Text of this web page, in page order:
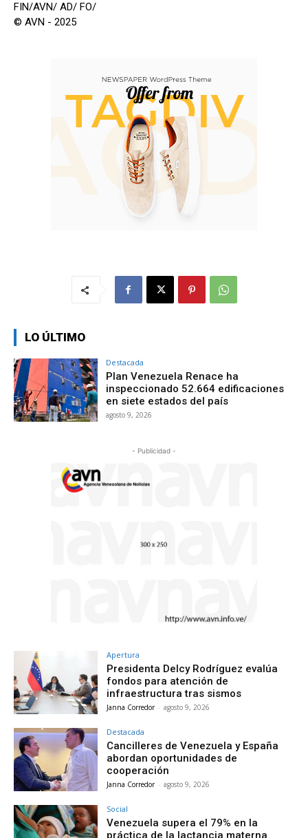
FIN/AVN/ AD/ FO/
© AVN - 2025
LO ÚLTIMO
Destacada
Plan Venezuela Renace ha
inspeccionado 52.664 edificaciones
en siete estados del país
agosto 9, 2026
- Publicidad -
Apertura
Presidenta Delcy Rodríguez evalúa
fondos para atención de
infraestructura tras sismos
Janna Corredor - agosto 9, 2026
Destacada
Cancilleres de Venezuela y España
abordan oportunidades de
cooperación
Janna Corredor - agosto 9, 2026
Social
Venezuela supera el 79% en la
práctica de la lactancia materna